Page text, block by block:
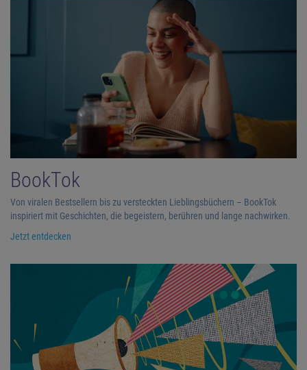
BookTok
Von viralen Bestsellern bis zu versteckten Lieblingsbüchern – BookTok
inspiriert mit Geschichten, die begeistern, berühren und lange nachwirken.
Jetzt entdecken